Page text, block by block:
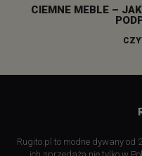
CIEMNE MEBLE –
Rugito.pl to modne dywany od